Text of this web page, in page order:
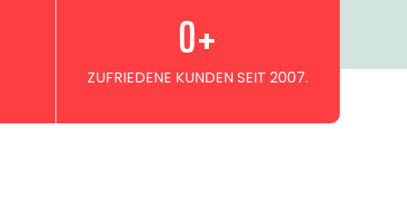
ZUFRIEDENE KUNDEN SEIT 2007.
0+